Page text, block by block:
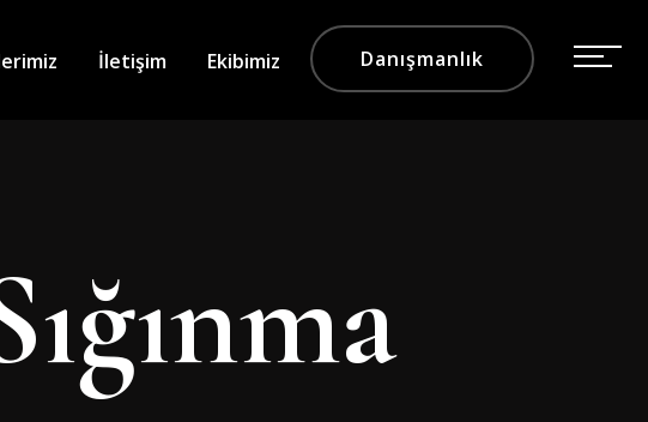
İletişim Ekibimiz Danışmanlık